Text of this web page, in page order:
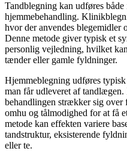
Tandblegning kan udføres
hjemmebehandling.
hvor der anvendes blegemidler
Denne metode giver typisk et
personlig vejledning, hvilket
tænder eller gamle fyldninger.
Hjemmeblegning udføres
man får udleveret af
behandlingen strækker sig
omhu og tålmodighed for at få
metode kan effekten variere
tandstruktur, eksisterende
eller te.